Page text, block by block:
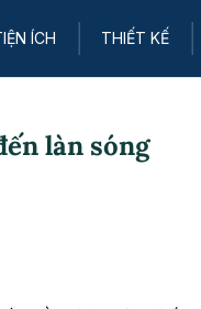
ÍCH THIẾT KẾ
làn sóng